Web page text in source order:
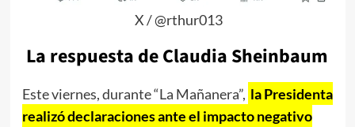
X / @rthur013
La respuesta de Claudia Sheinbaum
Este viernes, durante “La Mañanera”, la Presidenta
realizó declaraciones ante el impacto negativo